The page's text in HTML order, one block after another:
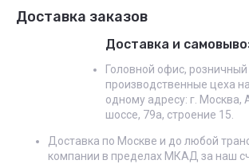
Доставка заказов
Доставка и
Головной офис, розничный
производственные цеха
одному адресу: г. Москва,
шоссе, 79а, строение 15.
Доставка по Москве и до любой
компании в пределах МКАД за наш